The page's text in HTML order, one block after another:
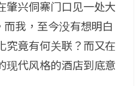
肇兴侗寨门口见一处大
而我，至今没有想明白
究竟有何关联？而又在
现代风格的酒店到底意